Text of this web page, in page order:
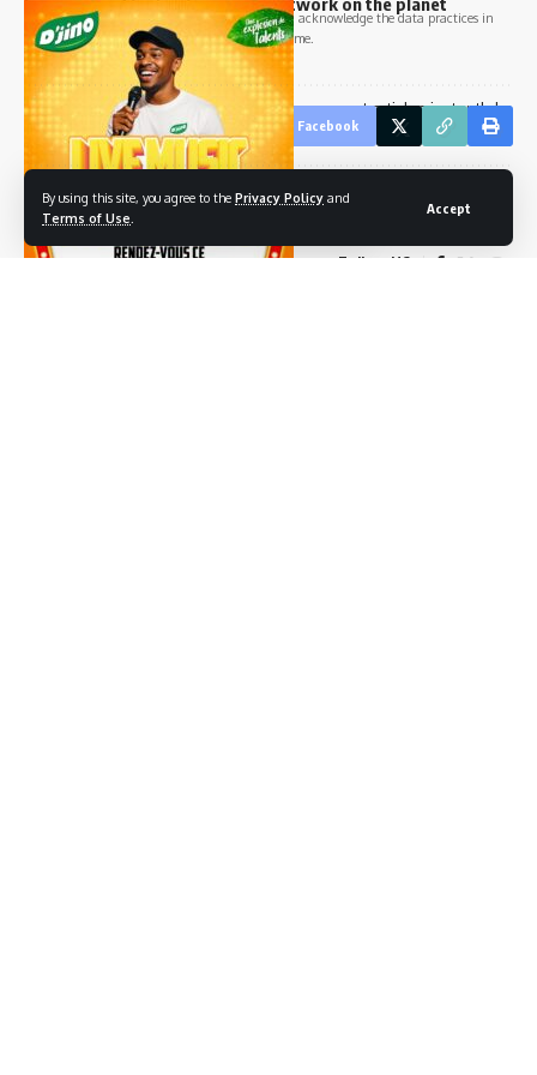
By using this site, you agree to the Privacy Policy and
Terms of Use
Accept
By signing up, you agree to ourTerms of Useand acknowledge the data practices in
ourPrivacy Policy. You may unsubscribe at any time.
Facebook
Leave a comment
Sign Up for Our Newsletter
Subscribe to our newsletter to get our newest articles instantly!
[mc4wp_form id= »847″]
Follow US